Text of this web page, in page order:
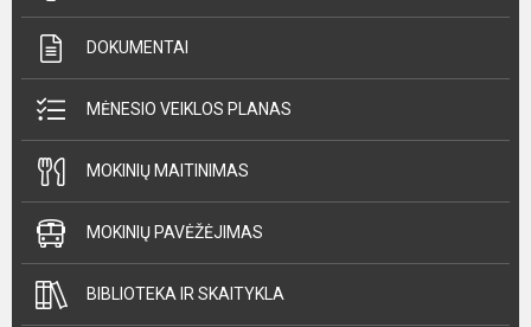
DOKUMENTAI
MĖNESIO VEIKLOS PLANAS
MOKINIŲ MAITINIMAS
MOKINIŲ PAVĖŽĖJIMAS
BIBLIOTEKA IR SKAITYKLA